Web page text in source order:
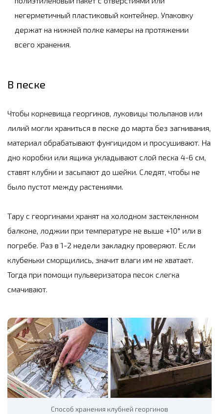
негерметичный пластиковый контейнер. Упаковку
держат на нижней полке камеры на протяжении
всего хранения.
В песке
Чтобы корневища георгинов, луковицы тюльпанов или
лилий могли храниться в песке до марта без загнивания,
материал обрабатывают фунгицидом и просушивают. На
дно коробки или ящика укладывают слой песка 4-6 см,
ставят клубни и засыпают до шейки. Следят, чтобы не
было пустот между растениями.
Тару с георгинами хранят на холодном застекленном
балконе, лоджии при температуре не выше +10° или в
погребе. Раз в 1-2 недели закладку проверяют. Если
клубеньки сморщились, значит влаги им не хватает.
Тогда при помощи пульверизатора песок слегка
смачивают.
Способ хранения клубней георгинов